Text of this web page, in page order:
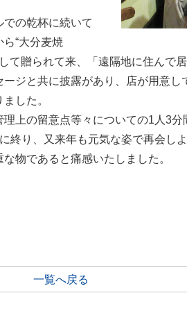
の乾杯に続いて
“大分麦焼
て贈られて来、「遠隔地に住んで
ジと共に披露があり、店が用意
した。
上の留意点等々についての1人3
終り、又来年も元気な姿で再会し
物であると痛感いたしました。
一覧へ戻る